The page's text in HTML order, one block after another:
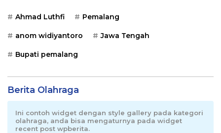
Ahmad Luthfi Pemalang
anom widiyantoro Jawa Tengah
Bupati pemalang
Berita Olahraga
Ini contoh widget dengan style gallery pada kategori
olahraga, anda bisa mengaturnya pada widget
recent post wpberita.